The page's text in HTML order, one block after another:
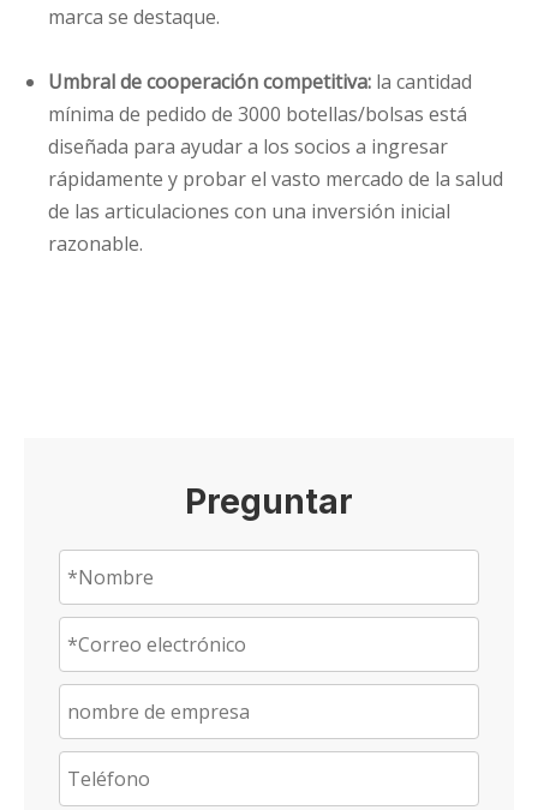
marca se destaque.
Umbral de cooperación competitiva: la cantidad
mínima de pedido de 3000 botellas/bolsas está
diseñada para ayudar a los socios a ingresar
rápidamente y probar el vasto mercado de la salud
de las articulaciones con una inversión inicial
razonable.
Preguntar